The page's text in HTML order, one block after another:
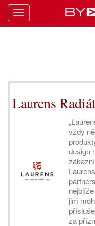
Laurens
vždy
design
jim
za
Toggle
navigation